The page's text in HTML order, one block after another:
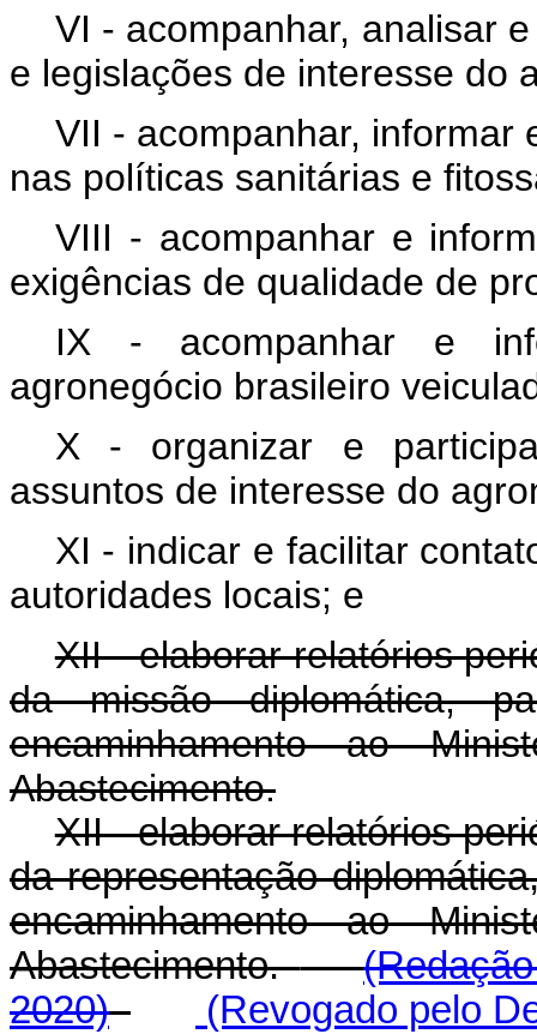
VI - acompanhar, analisar
e legislações de interesse do
VII - acompanhar, informar
nas políticas sanitárias e
VIII - acompanhar e
exigências de qualidade de
IX - acompanhar e
agronegócio brasileiro
X - organizar e
assuntos de interesse do
XI - indicar e facilitar
autoridades locais; e
XII - elaborar relatórios
da missão diplomática,
encaminhamento ao
Abastecimento.
XII - elaborar relatórios
da representação
encaminhamento ao
Abastecimento.
2020)
(Revogado pelo